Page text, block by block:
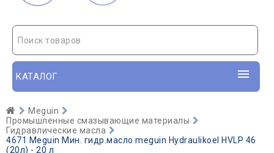
Поиск товаров
КАТАЛОГ
Meguin
Промышленные смазывающие материалы
Гидравлические масла
4671 Meguin Мин. гидр.масло meguin Hydraulikoel HVLP 46
(20л) - 20 л